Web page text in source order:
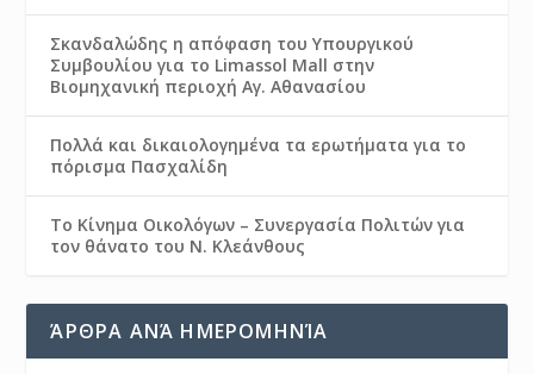
Σκανδαλώδης η απόφαση του Υπουργικού
Συμβουλίου για το Limassol Mall στην
Βιομηχανική περιοχή Αγ. Αθανασίου
Πολλά και δικαιολογημένα τα ερωτήματα για το
πόρισμα Πασχαλίδη
Το Κίνημα Οικολόγων – Συνεργασία Πολιτών για
τον θάνατο του Ν. Κλεάνθους
ΆΡΘΡΑ ΑΝΆ ΗΜΕΡΟΜΗΝΊΑ